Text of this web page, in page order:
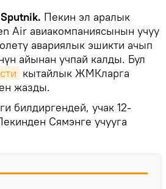
Пекин эл аралык
Air авиакомпаниясынын учуу
авариялык эшикти ачып
айынан учпай калды. Бул
кытайлык ЖМКларга
жазды.
билдиргендей, учак 12-
Сямэнге учууга